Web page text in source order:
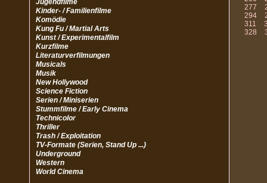
Jugendfilme
Kinder- / Familienfilme
Komödie
Kung Fu / Martial Arts
Kunst / Experimentalfilm
Kurzfilme
Literaturverfilmungen
Musicals
Musik
New Hollywood
Science Fiction
Serien / Miniserien
Stummfilme / Early Cinema
Technicolor
Thriller
Trash / Exploitation
TV-Formate (Serien, Stand Up ...)
Underground
Western
World Cinema
277
294
311
328